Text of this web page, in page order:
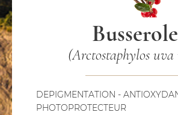
Busserole
(Arctostaphylos
DEPIGMENTATION -
PHOTOPROTECTEUR